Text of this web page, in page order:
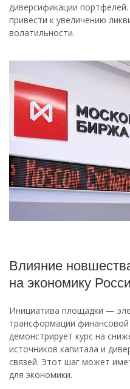
диверсификации
привести к увеличению
волатильности.
Влияние
на экономику
Инициатива площадки —
трансформации
демонстрирует курс на
источников капитала и
связей. Этот шаг может
для экономики.